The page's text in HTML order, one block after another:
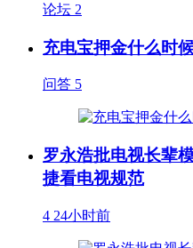
论坛 2
充电宝押金什么时
问答 5
罗永浩批电视长辈
捷看电视规范
4 24小时前